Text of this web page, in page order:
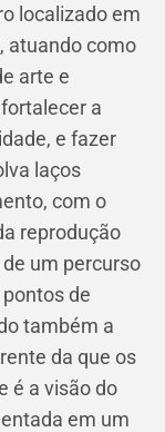
localizado em
atuando como
arte e
a
e fazer
laços
com o
reprodução
um percurso
de
também a
da que os
é a visão do
em um